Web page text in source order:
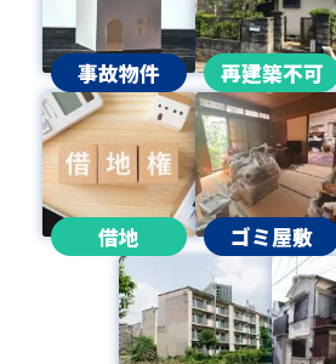
事故物件 再建築不可
借地 ゴミ屋敷